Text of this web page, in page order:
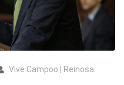
Vive Campoo | Reinosa